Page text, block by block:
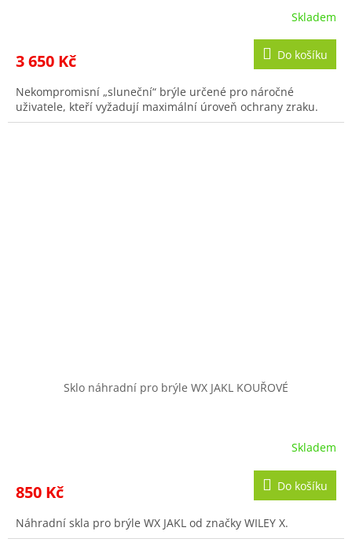
Skladem
3 650 Kč Do košíku
Nekompromisní „sluneční“ brýle určené pro náročné
uživatele, kteří vyžadují maximální úroveň ochrany zraku.
Sklo náhradní pro brýle WX JAKL KOUŘOVÉ
Skladem
850 Kč Do košíku
Náhradní skla pro brýle WX JAKL od značky WILEY X.